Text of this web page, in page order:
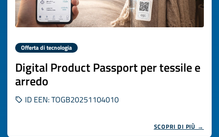
Offerta di tecnologia
Digital Product Passport per tessile e
arredo
ID EEN: TOGB20251104010
SCOPRI DI PIÙ →